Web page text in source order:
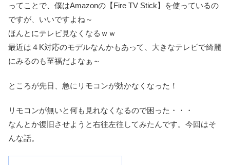
ってことで、僕はAmazonの【Fire TV Stick】を使っているの
ですが、いいですよね～
ほんとにテレビ見なくなるｗｗ
最近は４K対応のモデルなんかもあって、大きなテレビで綺麗
にみるのも至福だよなぁ～
ところが先日、急にリモコンが効かなくなった！
リモコンが無いと何も見れなくなるので困った・・・
なんとか復旧させようと右往左往してみたんです。今回はそ
んな話。